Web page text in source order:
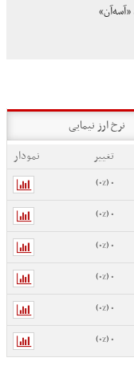
نرخ ارز نیمایی
تغییر
نمودار
0 (0%)
0 (0%)
0 (0%)
0 (0%)
0 (0%)
0 (0%)